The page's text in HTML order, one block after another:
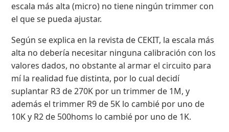
escala más alta (micro) no tiene ningún trimmer con
el que se pueda ajustar.
Según se explica en la revista de CEKIT, la escala más
alta no debería necesitar ninguna calibración con los
valores dados, no obstante al armar el circuito para
mí la realidad fue distinta, por lo cual decidí
suplantar R3 de 270K por un trimmer de 1M, y
además el trimmer R9 de 5K lo cambié por uno de
10K y R2 de 500homs lo cambié por uno de 1K.